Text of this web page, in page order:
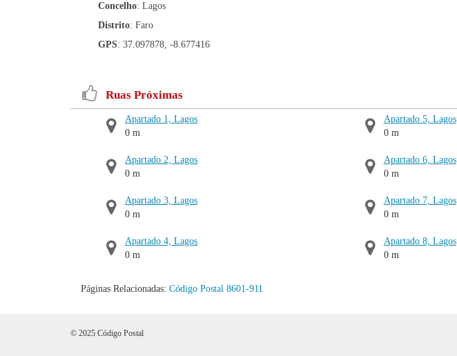
Concelho: Lagos
Distrito: Faro
GPS: 37.097878, -8.677416
Ruas Próximas
Apartado 1, Lagos
0 m
Apartado 2, Lagos
0 m
Apartado 3, Lagos
0 m
Apartado 4, Lagos
0 m
Apartado 5, Lagos
0 m
Apartado 6, Lagos
0 m
Apartado 7, Lagos
0 m
Apartado 8, Lagos
0 m
Páginas Relacionadas: Código Postal 8601-911
© 2025 Código Postal